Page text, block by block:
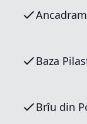
Brîu din